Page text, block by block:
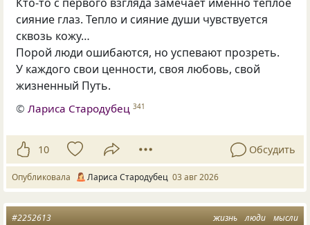
сияние глаз. Тепло и сияние души чувствуется
сквозь кожу…
Порой люди ошибаются, но успевают прозреть.
У каждого свои ценности, своя любовь, свой
жизненный Путь.
©Лариса Стародубец 341
10 Обсудить
Опубликовала Лариса Стародубец 03 авг 2026
жизнь люди мысли
#2252613